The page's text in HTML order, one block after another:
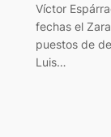
Víctor
fechas el
puestos de
Luis…